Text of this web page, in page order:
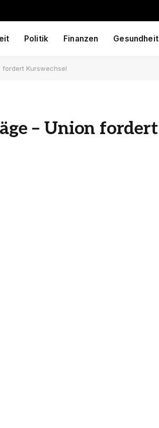
Politik Finanzen Gesundheit
fordert Kurswechsel
– Union fordert